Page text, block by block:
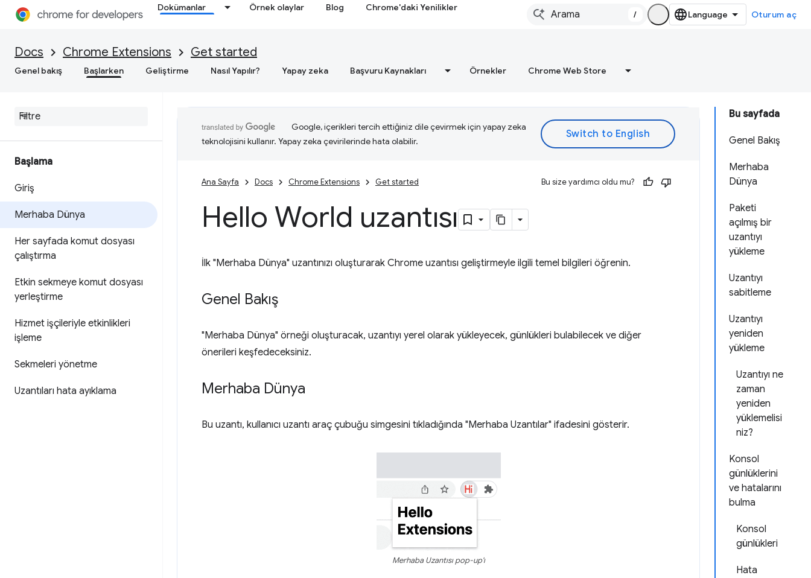
Dokümanlar Örnek olaylar Blog Chrome'daki Yenilikler
/ Oturum aç
Docs Chrome Extensions Get started
Genel bakış Başlarken Geliştirme Nasıl Yapılır? Yapay zeka Başvuru Kaynakları Örnekler Chrome Web Store
Başlama
Giriş
Merhaba Dünya
Her sayfada komut dosyası
çalıştırma
Etkin sekmeye komut dosyası
yerleştirme
Hizmet işçileriyle etkinlikleri
işleme
Sekmeleri yönetme
Uzantıları hata ayıklama
Bu sayfada
Genel Bakış
Merhaba
Dünya
Paketi
açılmış bir
uzantıyı
yükleme
Uzantıyı
sabitleme
Uzantıyı
yeniden
yükleme
Uzantıyı ne
zaman
yeniden
yüklemelisi
niz?
Konsol
günlüklerini
ve hatalarını
bulma
Konsol
günlükleri
Hata
Google, içerikleri tercih ettiğiniz dile çevirmek için yapay zeka
teknolojisini kullanır. Yapay zeka çevirilerinde hata olabilir.
Ana Sayfa Docs Chrome Extensions Get started Bu size yardımcı oldu mu?
Hello World uzantısı
İlk "Merhaba Dünya" uzantınızı oluşturarak Chrome uzantısı geliştirmeyle ilgili temel bilgileri öğrenin.
Genel Bakış
"Merhaba Dünya" örneği oluşturacak, uzantıyı yerel olarak yükleyecek, günlükleri bulabilecek ve diğer
önerileri keşfedeceksiniz.
Merhaba Dünya
Bu uzantı, kullanıcı uzantı araç çubuğu simgesini tıkladığında "Merhaba Uzantılar" ifadesini gösterir.
Merhaba Uzantısı pop-up'ı